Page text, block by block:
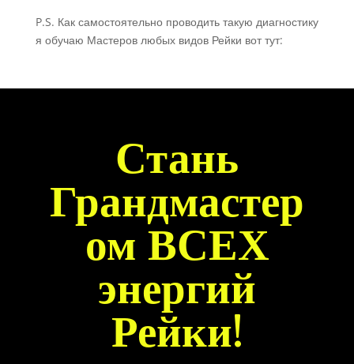
P.S. Как самостоятельно проводить такую диагностику
я обучаю Мастеров любых видов Рейки вот тут:
Стань
Грандмастер
ом ВСЕХ
энергий
Рейки!